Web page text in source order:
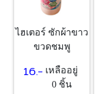
ไฮเตอร์ ซักผ้าขาว
ขวดชมพู
16.- เหลืออยู่
0 ชิ้น